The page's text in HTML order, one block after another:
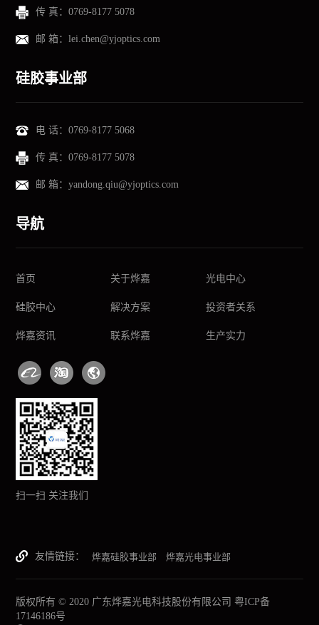
传 真：0769-8177 5078
邮 箱：lei.chen@yjoptics.com
硅胶事业部
电 话：0769-8177 5068
传 真：0769-8177 5078
邮 箱：yandong.qiu@yjoptics.com
导航
首页 关于烨嘉 光电中心
硅胶中心 解决方案 投资者关系
烨嘉资讯 联系烨嘉 生产实力
扫一扫 关注我们
友情链接 烨嘉硅胶事业部 烨嘉光电事业部
版权所有 © 2020 广东烨嘉光电科技股份有限公司粤ICP备
17146186号